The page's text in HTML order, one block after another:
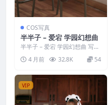
COS写真
半半子 – 爱宕 学园幻想曲
半半子 – 爱宕 学园幻想曲 写真
分类：唯美，参与模特：半半
子 [资源大小]：[...
4 月前 32.8K 54
VIP